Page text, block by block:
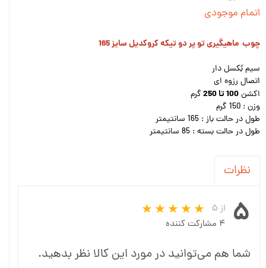
اتمام موجودی
چوب ماهیگیری تو پر دو تیکه کروکدیل سایز 165
سیم بُکسل دار
اتصال رزوه ای
اکشن100 تا 250
گرم
وزن : 150 گرم
طول در حالت باز : 165 سانتیمتر
طول در حالت بسته : 85 سانتیمتر
نظرات
۵ از ۵
۴ مشارکت کننده
شما هم می‌توانید در مورد این کالا نظر بدهید.